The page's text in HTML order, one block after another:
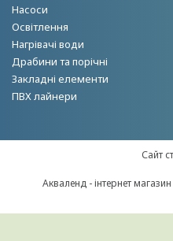
Насоси
Освітлення
Нагрівачі води
Драбини та порічні
Закладні елементи
ПВХ лайнери
Сайт